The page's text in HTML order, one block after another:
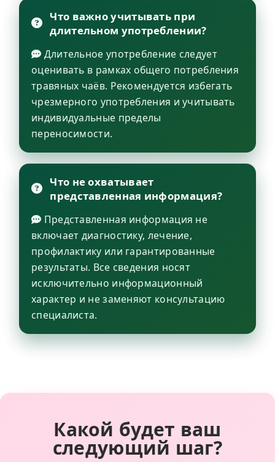
Что важно учитывать при
длительном употреблении?
Длительное употребление следует
оценивать в рамках общего потребления
травяных чаёв. Рекомендуется избегать
чрезмерного употребления и учитывать
индивидуальные пределы
переносимости.
Что не охватывает
представленная информация?
Представленная информация не
включает диагностику, лечение,
профилактику или гарантированные
результаты. Все сведения носят
исключительно информационный
характер и не заменяют консультацию
специалиста.
Какой будет ваш
следующий шаг?